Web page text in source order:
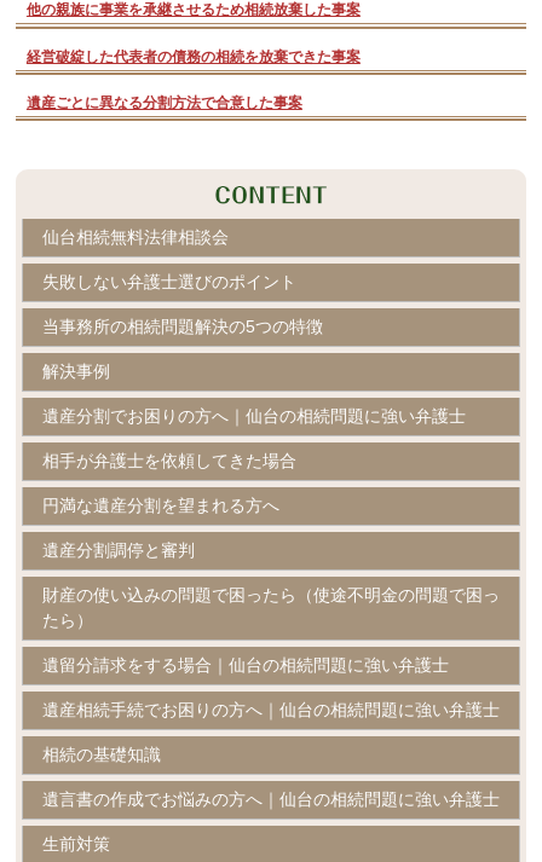
他の親族に事業を承継させるため相続放棄した事案
経営破綻した代表者の債務の相続を放棄できた事案
遺産ごとに異なる分割方法で合意した事案
仙台相続無料法律相談会
失敗しない弁護士選びのポイント
当事務所の相続問題解決の5つの特徴
解決事例
遺産分割でお困りの方へ｜仙台の相続問題に強い弁護士
相手が弁護士を依頼してきた場合
円満な遺産分割を望まれる方へ
遺産分割調停と審判
財産の使い込みの問題で困ったら（使途不明金の問題で困っ
たら）
遺留分請求をする場合｜仙台の相続問題に強い弁護士
遺産相続手続でお困りの方へ｜仙台の相続問題に強い弁護士
相続の基礎知識
遺言書の作成でお悩みの方へ｜仙台の相続問題に強い弁護士
生前対策